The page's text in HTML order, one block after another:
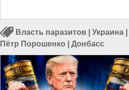
Власть паразитов Украина
Пётр Порошенко
Донбасс